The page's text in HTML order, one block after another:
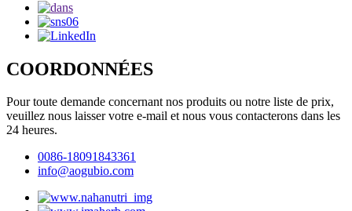
COORDONNÉES
Pour toute demande concernant nos produits ou notre liste de prix,
veuillez nous laisser votre e-mail et nous vous contacterons dans les
24 heures.
0086-18091843361
info@aogubio.com